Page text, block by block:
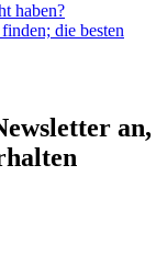
haben?
die besten
an,